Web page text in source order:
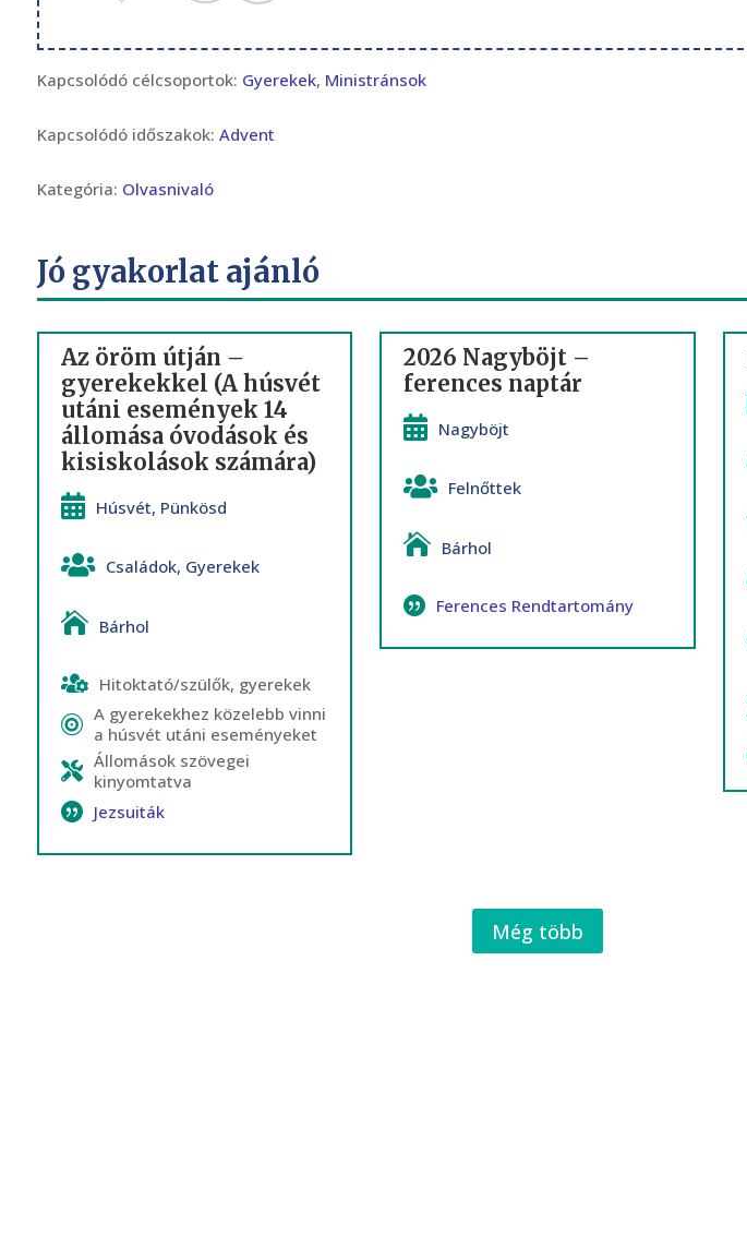
Kapcsolódó célcsoportok: Gyerekek, Ministránsok
Kapcsolódó időszakok: Advent
Kategória: Olvasnivaló
Jó gyakorlat ajánló
Az öröm útján –
gyerekekkel (A húsvét
utáni események 14
állomása óvodások és
kisiskolások számára)
Húsvét, Pünkösd
Családok, Gyerekek
Bárhol
Hitoktató/szülők, gyerekek
A gyerekekhez közelebb vinni
a húsvét utáni eseményeket
Állomások szövegei
kinyomtatva
Jezsuiták
2026 Nagyböjt –
ferences naptár
Nagyböjt
Felnőttek
Bárhol
Ferences Rendtartomány
Még több